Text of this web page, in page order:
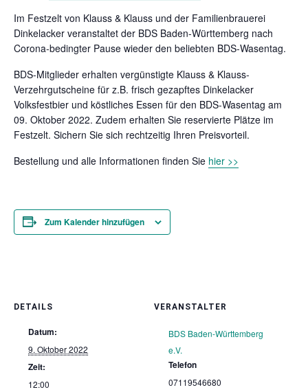
Im Festzelt von Klauss & Klauss und der Familienbrauerei
Dinkelacker veranstaltet der BDS Baden-Württemberg nach
Corona-bedingter Pause wieder den beliebten BDS-Wasentag.
BDS-Mitglieder erhalten vergünstigte Klauss & Klauss-
Verzehrgutscheine für z.B. frisch gezapftes Dinkelacker
Volksfestbier und köstliches Essen für den BDS-Wasentag am
09. Oktober 2022. Zudem erhalten Sie reservierte Plätze im
Festzelt. Sichern Sie sich rechtzeitig Ihren Preisvorteil.
Bestellung und alle Informationen finden Sie hier >>
Zum Kalender hinzufügen
DETAILS
Datum:
9. Oktober 2022
Zeit:
12:00
VERANSTALTER
BDS Baden-Württemberg
e.V.
Telefon
07119546680